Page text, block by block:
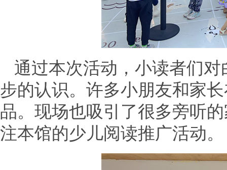
通过本次活动，小读者们
步的认识。许多小朋友和家
品。现场也吸引了很多旁听
注本馆的少儿阅读推广活动。